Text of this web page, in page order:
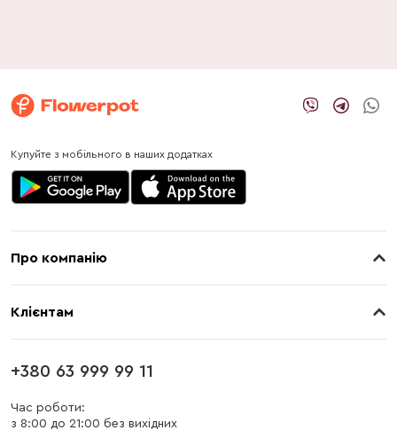
Купуйте з мобільного в наших додатках
Про компанію
Клієнтам
Оплата
Блог
+380 63 999 99 11
Час роботи:
з 8:00 до 21:00 без вихідних